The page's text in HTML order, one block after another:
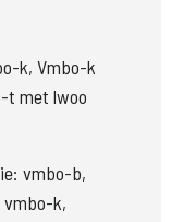
k, Vmbo-k
t met lwoo
: vmbo-b,
k,